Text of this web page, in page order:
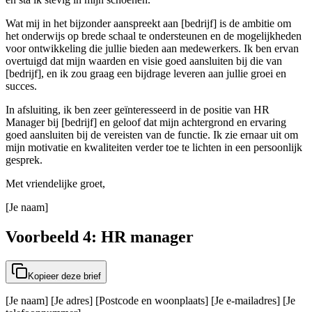
Wat mij in het bijzonder aanspreekt aan [bedrijf] is de ambitie om
het onderwijs op brede schaal te ondersteunen en de mogelijkheden
voor ontwikkeling die jullie bieden aan medewerkers. Ik ben ervan
overtuigd dat mijn waarden en visie goed aansluiten bij die van
[bedrijf], en ik zou graag een bijdrage leveren aan jullie groei en
succes.
In afsluiting, ik ben zeer geïnteresseerd in de positie van HR
Manager bij [bedrijf] en geloof dat mijn achtergrond en ervaring
goed aansluiten bij de vereisten van de functie. Ik zie ernaar uit om
mijn motivatie en kwaliteiten verder toe te lichten in een persoonlijk
gesprek.
Met vriendelijke groet,
[Je naam]
Voorbeeld 4: HR manager
Kopieer deze brief
[Je naam] [Je adres] [Postcode en woonplaats] [Je e-mailadres] [Je